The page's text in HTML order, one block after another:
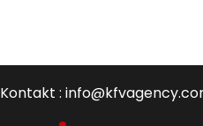
Kontakt :